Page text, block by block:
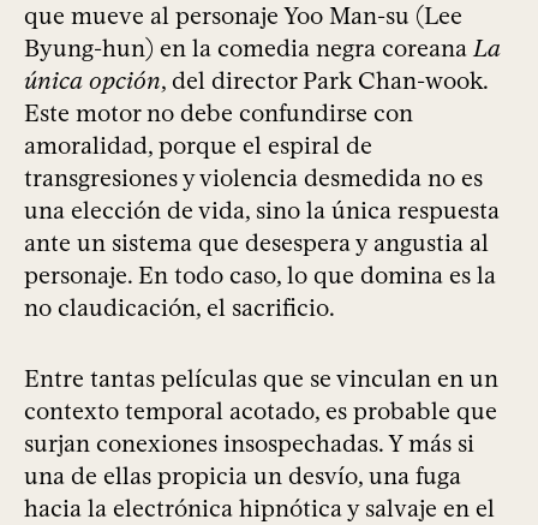
que mueve al personaje Yoo Man-su (Lee
Byung-hun) en la comedia negra coreana La
única opción, del director Park Chan-wook.
Este motor no debe confundirse con
amoralidad, porque el espiral de
transgresiones y violencia desmedida no es
una elección de vida, sino la única respuesta
ante un sistema que desespera y angustia al
personaje. En todo caso, lo que domina es la
no claudicación, el sacrificio.
Entre tantas películas que se vinculan en un
contexto temporal acotado, es probable que
surjan conexiones insospechadas. Y más si
una de ellas propicia un desvío, una fuga
hacia la electrónica hipnótica y salvaje en el